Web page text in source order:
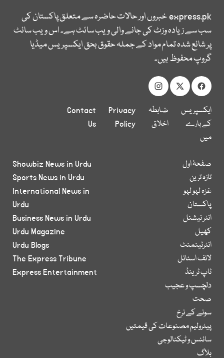
express.pkخبروں اور حالات حاضرہ سے متعلق پاکستان کی
سب سے زیادہ وزٹ کی جانے والی ویب سائٹ ہے۔ اس ویب سائٹ
پر شائع شدہ تمام مواد کے جملہ حقوق بحق ایکسپریس میڈیا
گروپ محفوظ ہیں۔
ایکسپریس
کے بارے
میں
ضابطہ
اخلاق
Privacy
Policy
Contact
Us
صفحۂ اول
تازہ ترین
غزہ لہو لہو
پاکستان
انٹر نیشنل
کھیل
انٹرٹینمنٹ
لائف اسٹائل
ٹاپ ٹرینڈ
دلچسپ و عجیب
صحت
سونے کے نرخ
پیٹرولیم مصنوعات کی قیمتیں
سائنس و ٹیکنالوجی
بلاگ
Showbiz News in Urdu
Sports News in Urdu
International News in
Urdu
Business News in Urdu
Urdu Magazine
Urdu Blogs
The Express Tribune
Express Entertainment